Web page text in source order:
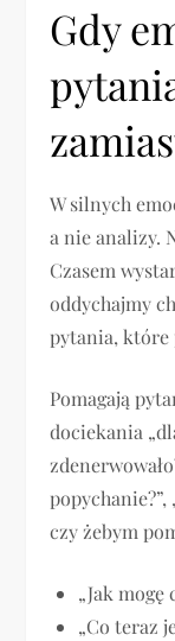
Gdy
W silnych
a nie analizy.
Czasem
oddychajmy
pytania, które
Pomagają
dociekania
popychanie?”,
czy żebym
„Jak mogę
„Co teraz